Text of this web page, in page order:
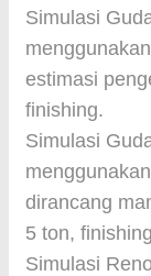
Simulasi
estimasi
finishing.
Simulasi
dirancang
5 ton,
Simulasi